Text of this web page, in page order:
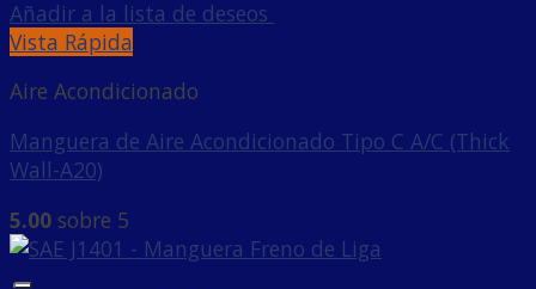
Añadir a la lista de deseos
Vista Rápida
Aire Acondicionado
Manguera de Aire Acondicionado Tipo C A/C (Thick
Wall-A20)
5.00 sobre 5